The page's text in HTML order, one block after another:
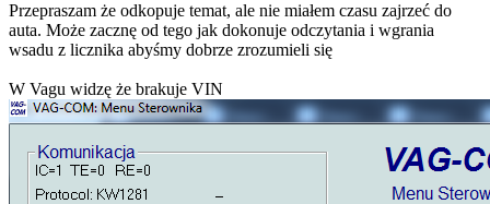
Przepraszam że odkopuje temat, ale nie miałem czasu zajrzeć do
auta. Może zacznę od tego jak dokonuje odczytania i wgrania
wsadu z licznika abyśmy dobrze zrozumieli się
W Vagu widzę że brakuje VIN